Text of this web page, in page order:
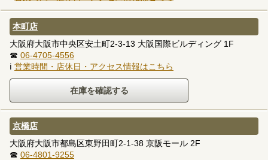
本町店
大阪府大阪市中央区安土町2-3-13 大阪国際ビルディング 1F
☎ 06-4705-4556
ℹ 営業時間・店休日・アクセス情報はこちら
京橋店
大阪府大阪市都島区東野田町2-1-38 京阪モール 2F
☎ 06-4801-9255